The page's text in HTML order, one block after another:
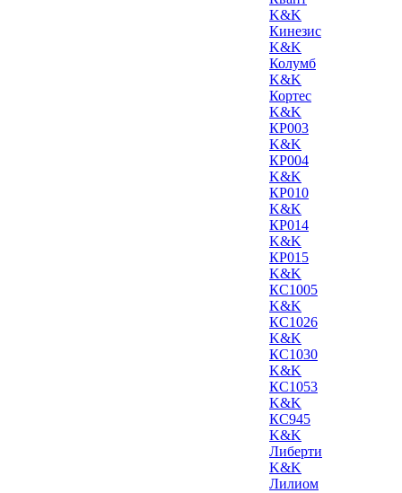
K&K
Кинезис
K&K
Колумб
K&K
Кортес
K&K
КР003
K&K
КР004
K&K
КР010
K&K
КР014
K&K
КР015
K&K
КС1005
K&K
КС1026
K&K
КС1030
K&K
КС1053
K&K
КС945
K&K
Либерти
K&K
Лилиом